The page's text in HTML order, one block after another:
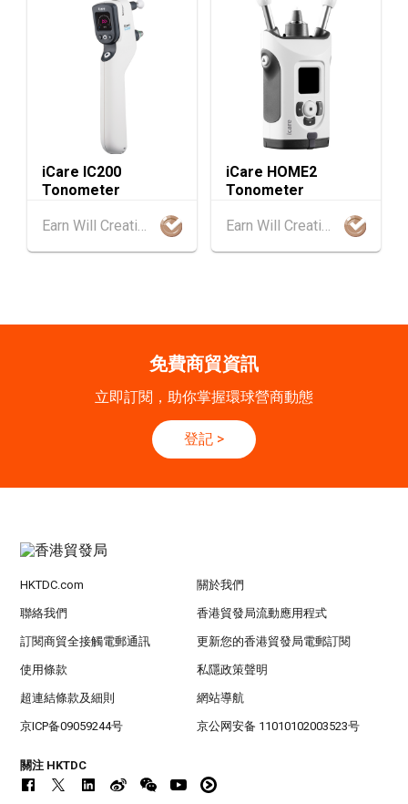
香港國際時尚匯展 2026 (香港會議展覽中心)
香港
09.09.2026 - 10.09.2026
[數碼學堂] 中小企外貿超前部署 2027：AI Age
nt自動化 • 智能物流 • 貿易增長新布局
SEP
20.09.2026 - 24.09.2026
運輸物流學會國際會議 2026
國際電子組件及生產技術展 2026 (香港會議展
覽中心)
13.10.2026 - 16.10.2026
香港貿發局香港秋季電子產品展 2026 (香港會
iCare IC200
Tonometer
iCare HOME2
Tonometer
免費商貿資訊
立即訂閱，助你掌握環球營商動態
登記 >
HKTDC.com 關於我們
聯絡我們 香港貿發局流動應用程式
訂閱商貿全接觸電郵通訊 更新您的香港貿發局電郵訂閱
使用條款 私隱政策聲明
超連結條款及細則 網站導航
京ICP备09059244号 京公网安备 11010102003523号
關注 HKTDC